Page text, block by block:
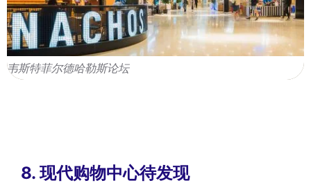
韦斯特菲尔德哈勒斯论坛
8. 现代购物中心待发现